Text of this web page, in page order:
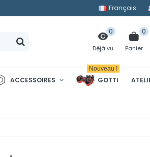
Français
Déjà vu
0
Panier
0
ACCESSOIRES GOTTI
Nouveau !